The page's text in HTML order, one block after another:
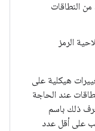
النطاقات
الرمز
هيكلية على
عند الحاجة
ذلك باسم
على أقل عدد